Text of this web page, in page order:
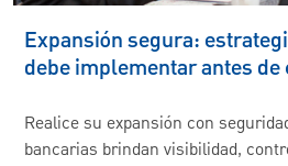
Expansión segura:
debe implementar antes de
Realice su expansión con
bancarias brindan visibilidad,